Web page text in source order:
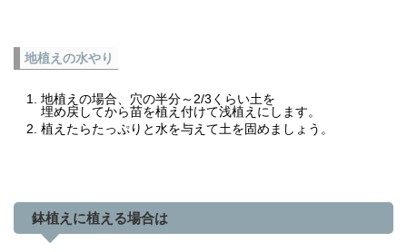
地植えの水やり
地植えの場合、穴の半分～2/3くらい土を
埋め戻してから苗を植え付けて浅植えにします。
植えたらたっぷりと水を与えて土を固めましょう。
鉢植えに植える場合は